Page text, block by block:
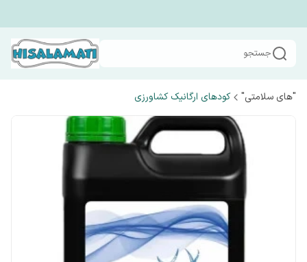
جستجو
"های سلامتی" کودهای ارگانیک کشاورزی